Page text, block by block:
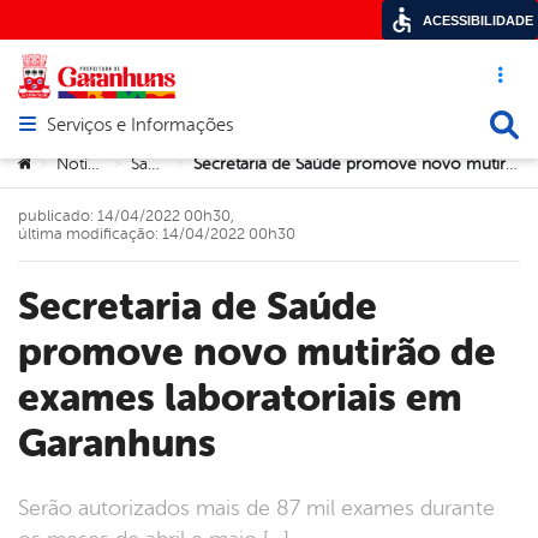
Acesso
Abrir menu principal de navegação
Serviços e Informações
Você está aqui:
> Notícias > Saúde > Secretaria de Saúde promove novo mutirão de exames laboratoriais em Garanhuns
Secretaria de Saúde
promove novo mutirão de
exames laboratoriais em
Garanhuns
Serão autorizados mais de 87 mil exames durante
publicado: 14/04/2022 00h30,
última modificação: 14/04/2022 00h30
ACESSIBILIDADE